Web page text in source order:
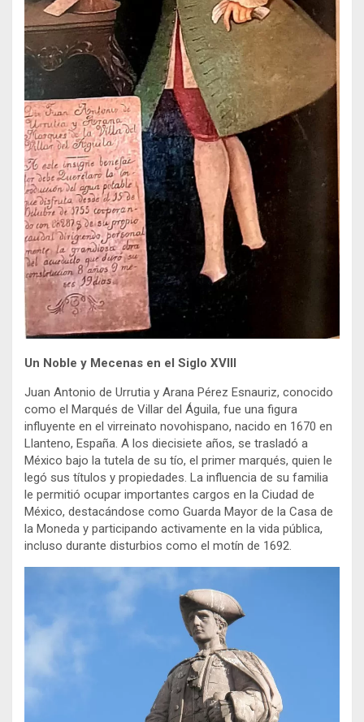
Un Noble y Mecenas en el Siglo XVIII
Juan Antonio de Urrutia y Arana Pérez Esnauriz, conocido
como el Marqués de Villar del Águila, fue una figura
influyente en el virreinato novohispano, nacido en 1670 en
Llanteno, España. A los diecisiete años, se trasladó a
México bajo la tutela de su tío, el primer marqués, quien le
legó sus títulos y propiedades. La influencia de su familia
le permitió ocupar importantes cargos en la Ciudad de
México, destacándose como Guarda Mayor de la Casa de
la Moneda y participando activamente en la vida pública,
incluso durante disturbios como el motín de 1692.